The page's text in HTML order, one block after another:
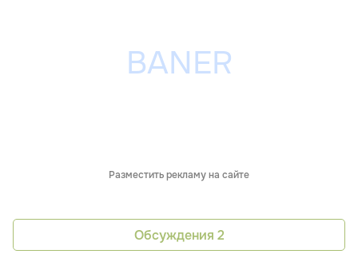
Разместить рекламу на сайте
Обсуждения 2